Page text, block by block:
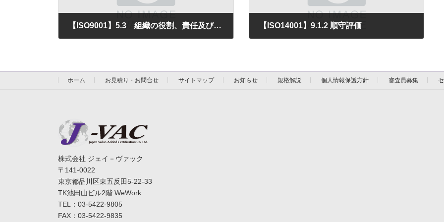
【ISO9001】5.3 組織の役割、責任及び権限 【ISO14001】9.1.2 順守評価
ホーム お見積り・お問合せ サイトマップ お知らせ 規格解説 個人情報保護方針 審査員募集
株式会社 ジェイ－ヴァック
〒141-0022
東京都品川区東五反田5-22-33
TK池田山ビル2階 WeWork
TEL：03-5422-9805
FAX：03-5422-9835